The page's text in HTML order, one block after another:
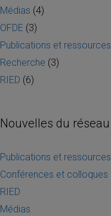
Médias (4)
OFDE (3)
Publications et ressources
Recherche (3)
RIED (6)
Nouvelles du réseau
Publications et ressources
Conférences et colloques
RIED
Médias